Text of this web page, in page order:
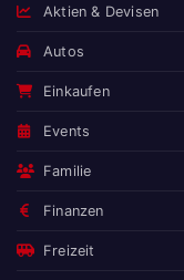
Aktien & Devisen
Autos
Einkaufen
Events
Familie
Finanzen
Freizeit